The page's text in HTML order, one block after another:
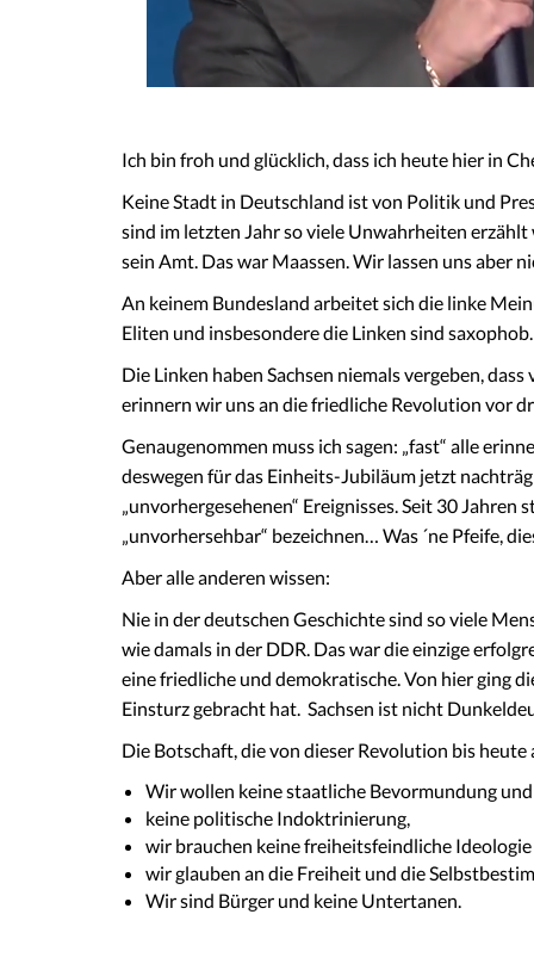
Ich bin froh und glücklich, dass ich heute hier in
Keine Stadt in Deutschland ist von Politik und
sind im letzten Jahr so viele Unwahrheiten
sein Amt. Das war Maassen. Wir lassen uns aber
An keinem Bundesland arbeitet sich die linke
Eliten und insbesondere die Linken sind
Die Linken haben Sachsen niemals vergeben,
erinnern wir uns an die friedliche Revolution vor
Genaugenommen muss ich sagen: „fast“ alle
deswegen für das Einheits-Jubiläum jetzt
„unvorhergesehenen“ Ereignisses. Seit 30
„unvorhersehbar“ bezeichnen… Was ´ne Pfeife,
Aber alle anderen wissen:
Nie in der deutschen Geschichte sind so viele
wie damals in der DDR. Das war die einzige
eine friedliche und demokratische. Von hier ging
Einsturz gebracht hat. Sachsen ist nicht
Die Botschaft, die von dieser Revolution bis heute
Wir wollen keine staatliche Bevormundung und
keine politische Indoktrinierung,
wir brauchen keine freiheitsfeindliche
wir glauben an die Freiheit und die
Wir sind Bürger und keine Untertanen.